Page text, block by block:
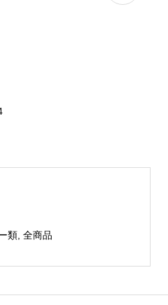
類, 全商品